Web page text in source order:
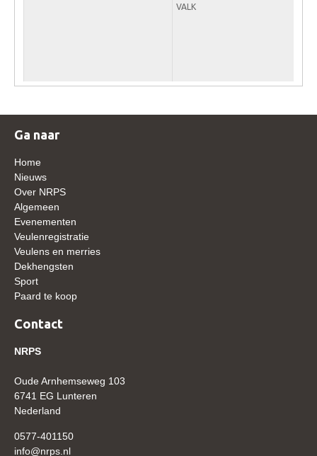
Verrichtingsonderzoek 2022-2023
Sport
Paard te koop
Inloggen
CONTACT
Regio Midden
Regio West
VALK
Ga naar
Home
Nieuws
Over NRPS
Algemeen
Evenementen
Veulenregistratie
Veulens en merries
Dekhengsten
Sport
Paard te koop
Contact
NRPS
Oude Arnhemseweg 103
6741 EG Lunteren
Nederland
0577-401150
info@nrps.nl